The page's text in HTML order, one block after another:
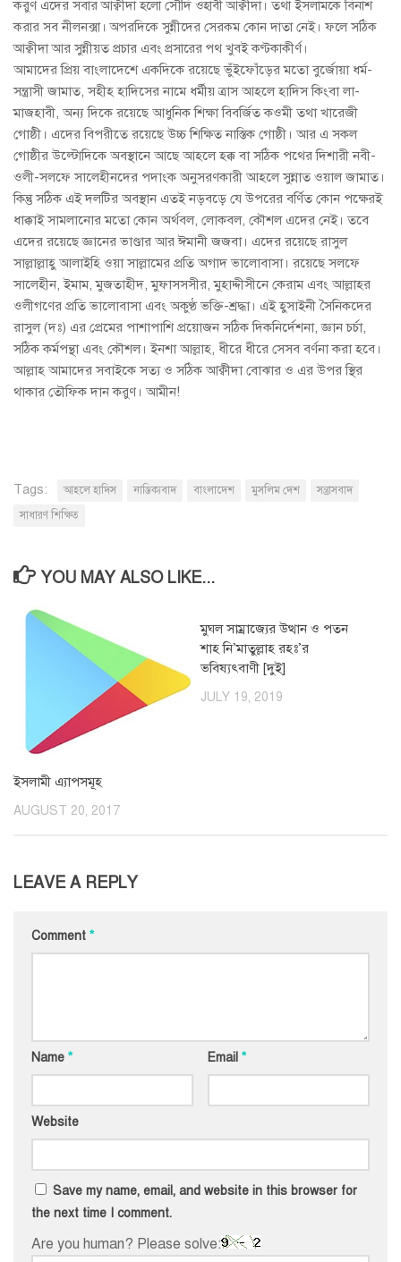
করুণ এদের সবার আক্বীদা হলো সৌদি ওহাবী আক্বীদা। তথা ইসলামকে বিনাশ
করার সব নীলনক্সা। অপরদিকে সুন্নীদের সেরকম কোন দাতা নেই। ফলে সঠিক
আক্বীদা আর সুন্নীয়ত প্রচার এবং প্রসারের পথ খুবই কণ্টকাকীর্ণ।
আমাদের প্রিয় বাংলাদেশে একদিকে রয়েছে ভুঁইফোঁড়ের মতো বুর্জোয়া ধর্ম-
সন্ত্রাসী জামাত, সহীহ হাদিসের নামে ধর্মীয় ত্রাস আহলে হাদিস কিংবা লা-
মাজহাবী, অন্য দিকে রয়েছে আধুনিক শিক্ষা বিবর্জিত কওমী তথা খারেজী
গোষ্ঠী। এদের বিপরীতে রয়েছে উচ্চ শিক্ষিত নাস্তিক গোষ্ঠী। আর এ সকল
গোষ্ঠীর উল্টোদিকে অবস্থানে আছে আহলে হক্ক বা সঠিক পথের দিশারী নবী-
ওলী-সলফে সালেহীনদের পদাংক অনুসরণকারী আহলে সুন্নাত ওয়াল জামাত।
কিন্তু সঠিক এই দলটির অবস্থান এতই নড়বড়ে যে উপরের বর্ণিত কোন পক্ষেরই
ধাক্কাই সামলানোর মতো কোন অর্থবল, লোকবল, কৌশল এদের নেই। তবে
এদের রয়েছে জ্ঞানের ভাণ্ডার আর ঈমানী জজবা। এদের রয়েছে রাসুল
সাল্লাল্লাহু আলাইহি ওয়া সাল্লামের প্রতি অগাদ ভালোবাসা। রয়েছে সলফে
সালেহীন, ইমাম, মুজতাহীদ, মুফাসসসীর, মুহাদ্দীসীনে কেরাম এবং আল্লাহর
ওলীগণের প্রতি ভালোবাসা এবং অকুণ্ঠ ভক্তি-শ্রদ্ধা। এই হুসাইনী সৈনিকদের
রাসুল (দঃ) এর প্রেমের পাশাপাশি প্রয়োজন সঠিক দিকনির্দেশনা, জ্ঞান চর্চা,
সঠিক কর্মপন্থা এবং কৌশল। ইনশা আল্লাহ, ধীরে ধীরে সেসব বর্ণনা করা হবে।
আল্লাহ আমাদের সবাইকে সত্য ও সঠিক আক্বীদা বোঝার ও এর উপর স্থির
থাকার তৌফিক দান করুণ। আমীন!
Tags: আহলে হাদিস নাস্তিক্যবাদ বাংলাদেশ মুসলিম দেশ
সন্ত্রাসবাদ
সাধারণ শিক্ষিত
YOU MAY ALSO LIKE...
ইসলামী এ্যাপসমূহ
AUGUST 20, 2017
মুঘল সাম্রাজ্যের উত্থান ও পতন
শাহ নি’মাতুল্লাহ রহঃ’র
ভবিষ্যৎবাণী [দুই]
JULY 19, 2019
LEAVE A REPLY
Comment *
Name * Email *
Website
Save my name, email, and website in this browser for
the next time I comment.
Are you human? Please solve: